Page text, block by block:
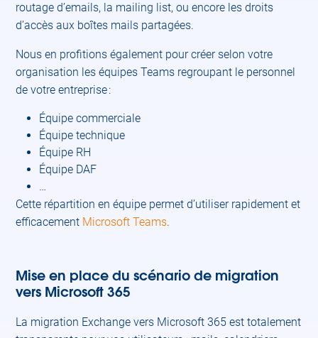
routage d’emails, la mailing list, ou encore les droits
d’accès aux boîtes mails partagées.
Nous en profitions également pour créer selon votre
organisation les équipes Teams regroupant le personnel
de votre entreprise :
Équipe commerciale
Équipe technique
Équipe RH
Équipe DAF
…
Cette répartition en équipe permet d’utiliser rapidement et
efficacement Microsoft Teams.
Mise en place du scénario de migration
vers Microsoft 365
La migration Exchange vers Microsoft 365 est totalement